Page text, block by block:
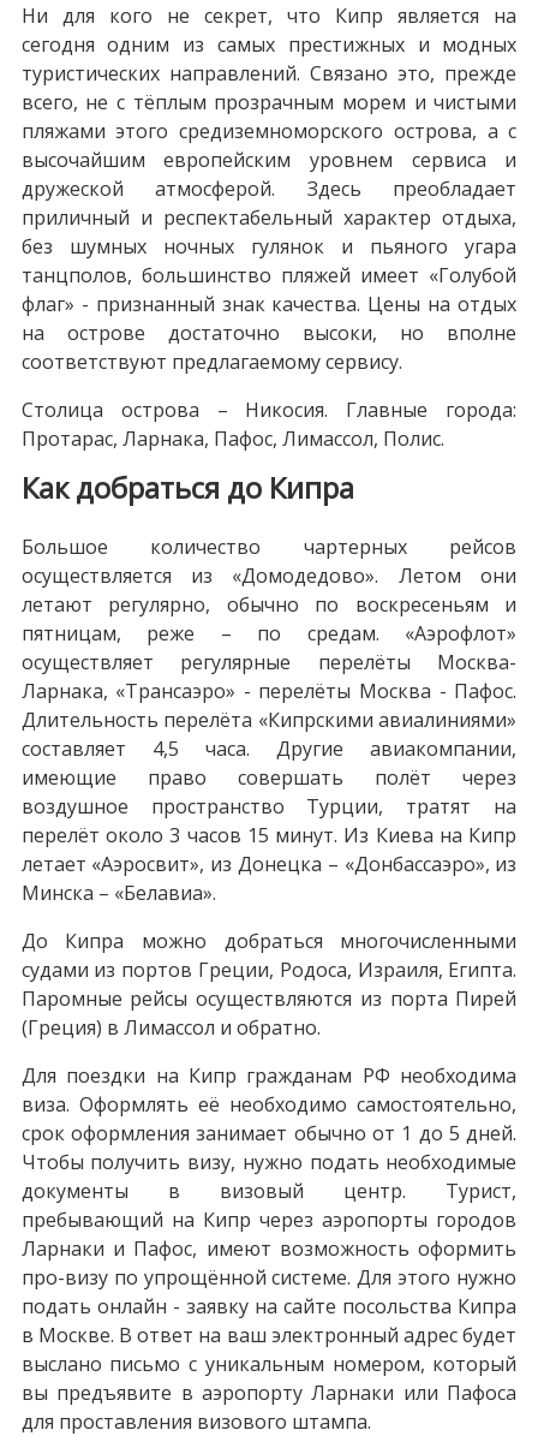
Ни для кого не секрет, что Кипр является на
сегодня одним из самых престижных и модных
туристических направлений. Связано это, прежде
всего, не с тёплым прозрачным морем и чистыми
пляжами этого средиземноморского острова, а с
высочайшим европейским уровнем сервиса и
дружеской атмосферой. Здесь преобладает
приличный и респектабельный характер отдыха,
без шумных ночных гулянок и пьяного угара
танцполов, большинство пляжей имеет «Голубой
флаг» - признанный знак качества. Цены на отдых
на острове достаточно высоки, но вполне
соответствуют предлагаемому сервису.
Столица острова – Никосия. Главные города:
Протарас, Ларнака, Пафос, Лимассол, Полис.
Как добраться до Кипра
Большое количество чартерных рейсов
осуществляется из «Домодедово». Летом они
летают регулярно, обычно по воскресеньям и
пятницам, реже – по средам. «Аэрофлот»
осуществляет регулярные перелёты Москва-
Ларнака, «Трансаэро» - перелёты Москва - Пафос.
Длительность перелёта «Кипрскими авиалиниями»
составляет 4,5 часа. Другие авиакомпании,
имеющие право совершать полёт через
воздушное пространство Турции, тратят на
перелёт около 3 часов 15 минут. Из Киева на Кипр
летает «Аэросвит», из Донецка – «Донбассаэро», из
Минска – «Белавиа».
До Кипра можно добраться многочисленными
судами из портов Греции, Родоса, Израиля, Египта.
Паромные рейсы осуществляются из порта Пирей
(Греция) в Лимассол и обратно.
Для поездки на Кипр гражданам РФ необходима
виза. Оформлять её необходимо самостоятельно,
срок оформления занимает обычно от 1 до 5 дней.
Чтобы получить визу, нужно подать необходимые
документы в визовый центр. Турист,
пребывающий на Кипр через аэропорты городов
Ларнаки и Пафос, имеют возможность оформить
про-визу по упрощённой системе. Для этого нужно
подать онлайн - заявку на сайте посольства Кипра
в Москве. В ответ на ваш электронный адрес будет
выслано письмо с уникальным номером, который
вы предъявите в аэропорту Ларнаки или Пафоса
для проставления визового штампа.